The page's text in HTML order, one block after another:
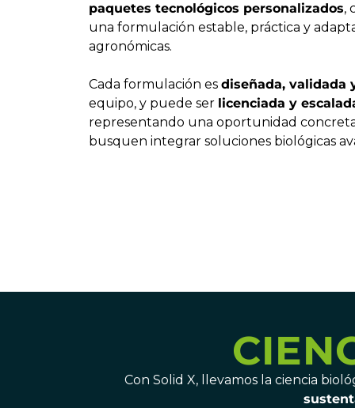
paquetes tecnológicos personalizados,
una formulación estable, práctica y
agronómicas.
Cada formulación es diseñada, validada
equipo, y puede ser licenciada y
representando una oportunidad
busquen integrar soluciones biológicas
Con Solid X, llevamos la ciencia